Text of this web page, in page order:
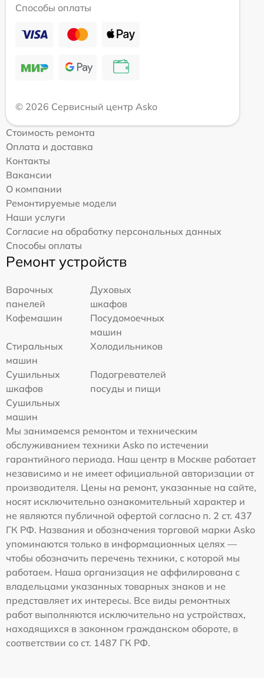
Способы оплаты
© 2026 Сервисный центр Asko
Стоимость ремонта
Оплата и доставка
Контакты
Вакансии
О компании
Ремонтируемые модели
Наши услуги
Согласие на обработку персональных данных
Способы оплаты
Ремонт устройств
Варочных
панелей
Духовых
шкафов
Кофемашин
Посудомоечных
машин
Стиральных
машин
Холодильников
Сушильных
шкафов
Подогревателей
посуды и пищи
Сушильных
машин
Мы занимаемся ремонтом и техническим
обслуживанием техники Asko по истечении
гарантийного периода. Наш центр в Москве работает
независимо и не имеет официальной авторизации от
производителя. Цены на ремонт, указанные на сайте,
носят исключительно ознакомительный характер и
не являются публичной офертой согласно п. 2 ст. 437
ГК РФ. Названия и обозначения торговой марки Asko
упоминаются только в информационных целях —
чтобы обозначить перечень техники, с которой мы
работаем. Наша организация не аффилирована с
владельцами указанных товарных знаков и не
представляет их интересы. Все виды ремонтных
работ выполняются исключительно на устройствах,
находящихся в законном гражданском обороте, в
соответствии со ст. 1487 ГК РФ.